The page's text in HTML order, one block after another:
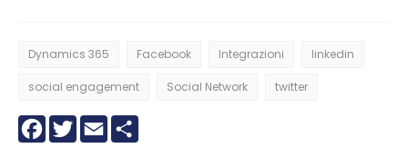
Dynamics 365 Facebook Integrazioni linkedin
social engagement Social Network twitter
Facebook
Twitter
Email